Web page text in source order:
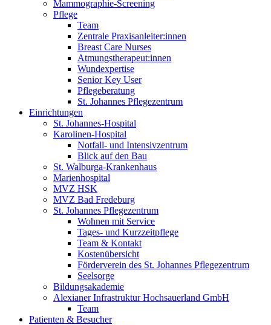
Mammographie-Screening
Pflege
Team
Zentrale Praxisanleiter:innen
Breast Care Nurses
Atmungstherapeut:innen
Wundexpertise
Senior Key User
Pflegeberatung
St. Johannes Pflegezentrum
Einrichtungen
St. Johannes-Hospital
Karolinen-Hospital
Notfall- und Intensivzentrum
Blick auf den Bau
St. Walburga-Krankenhaus
Marienhospital
MVZ HSK
MVZ Bad Fredeburg
St. Johannes Pflegezentrum
Wohnen mit Service
Tages- und Kurzzeitpflege
Team & Kontakt
Kostenübersicht
Förderverein des St. Johannes Pflegezentrum
Seelsorge
Bildungsakademie
Alexianer Infrastruktur Hochsauerland GmbH
Team
Patienten & Besucher